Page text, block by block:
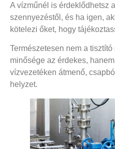
A vízműnél is érdeklődhetsz
szennyezéstől, és ha igen,
kötelezi őket, hogy
Természetesen nem a
minősége az érdekes,
vízvezetéken átmenő,
helyzet.